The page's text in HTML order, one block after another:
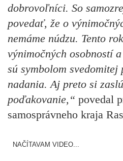
dobrovoľníci. So
povedať, že o
nemáme núdzu. Tento
výnimočných osobností
sú symbolom
nadania. Aj preto si
poďakovanie,“ povedal
samosprávneho kraja
NAČÍTAVAM VIDEO...